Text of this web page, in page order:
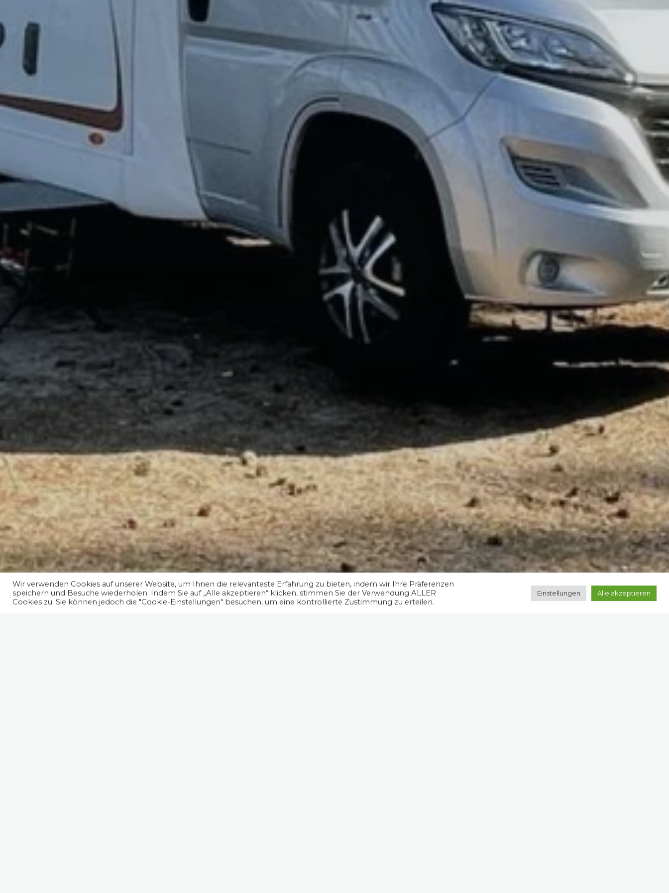
Wir verwenden Cookies auf unserer Website, um Ihnen die relevanteste Erfahrung zu bieten, indem wir Ihre Präferenzen
speichern und Besuche wiederholen. Indem Sie auf „Alle akzeptieren“ klicken, stimmen Sie der Verwendung ALLER
Cookies zu. Sie können jedoch die "Cookie-Einstellungen" besuchen, um eine kontrollierte Zustimmung zu erteilen.
Einstellungen Alle akzeptieren